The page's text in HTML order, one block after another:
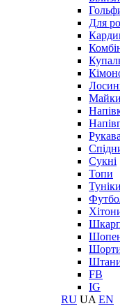
Для
Майки
Рукава
Сукні
Топи
Туніки
FB
IG
RU UA EN